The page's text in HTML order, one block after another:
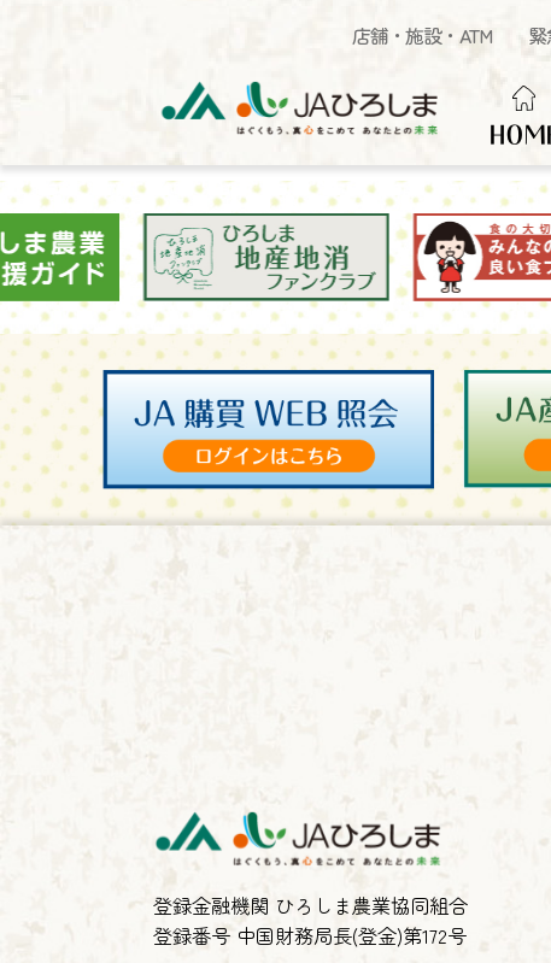
店舗・施設・ATM
登録金融機関 ひろしま農業協同組合
登録番号 中国財務局長(登金)第172号